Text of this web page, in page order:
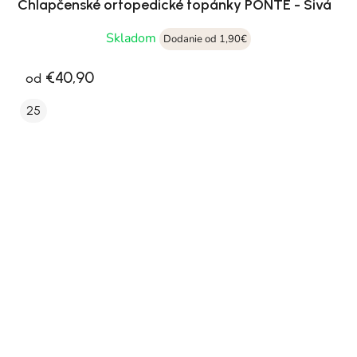
Chlapčenské ortopedické topánky PONTE - Sivá
Skladom
Dodanie od 1,90€
od €40,90
25